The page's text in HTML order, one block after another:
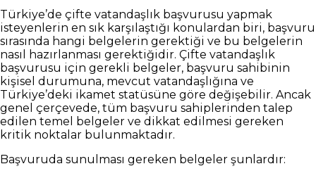
Türkiye’de çifte vatandaşlık başvurusu yapmak
isteyenlerin en sık karşılaştığı konulardan biri, başvuru
sırasında hangi belgelerin gerektiği ve bu belgelerin
nasıl hazırlanması gerektiğidir. Çifte vatandaşlık
başvurusu için gerekli belgeler, başvuru sahibinin
kişisel durumuna, mevcut vatandaşlığına ve
Türkiye’deki ikamet statüsüne göre değişebilir. Ancak
genel çerçevede, tüm başvuru sahiplerinden talep
edilen temel belgeler ve dikkat edilmesi gereken
kritik noktalar bulunmaktadır.
Başvuruda sunulması gereken belgeler şunlardır: